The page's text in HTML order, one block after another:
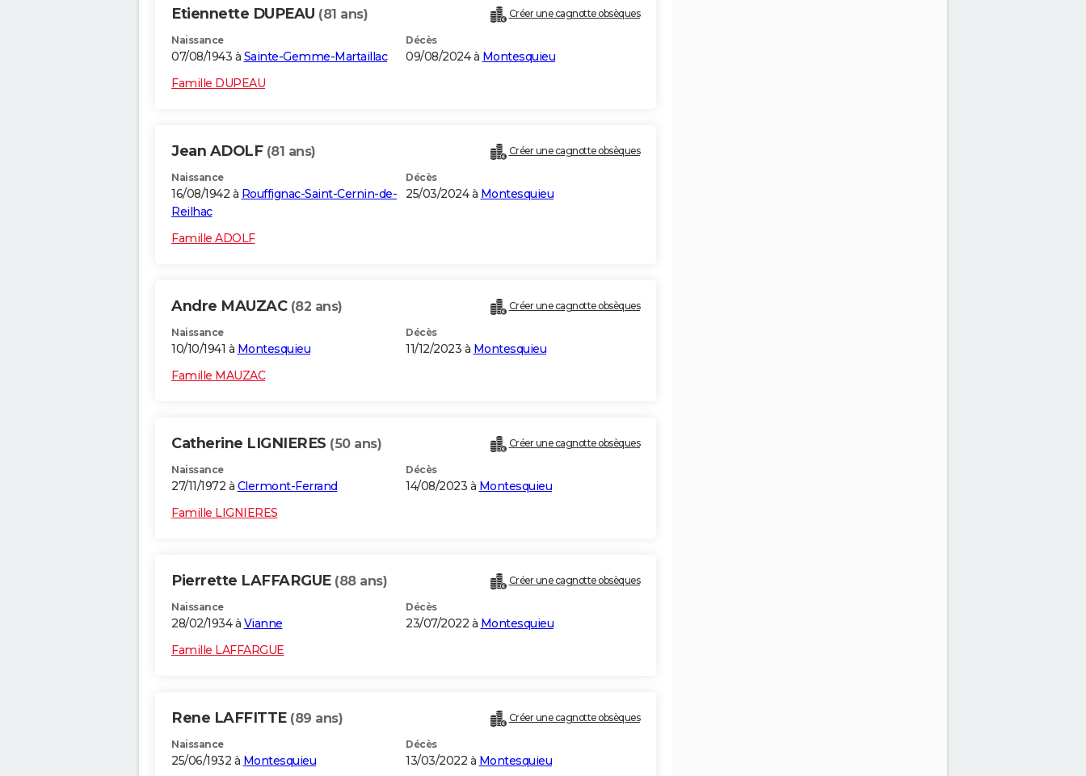
Etiennette DUPEAU (81 ans) Créer une cagnotte obsèques
Naissance
07/08/1943 à Sainte-Gemme-Martaillac
Décès
09/08/2024 à Montesquieu
Famille DUPEAU
Jean ADOLF (81 ans) Créer une cagnotte obsèques
Naissance
16/08/1942 à Rouffignac-Saint-Cernin-de-
Reilhac
Décès
25/03/2024 à Montesquieu
Famille ADOLF
Andre MAUZAC (82 ans) Créer une cagnotte obsèques
Naissance
10/10/1941 à Montesquieu
Décès
11/12/2023 à Montesquieu
Famille MAUZAC
Catherine LIGNIERES (50 ans) Créer une cagnotte obsèques
Naissance
27/11/1972 à Clermont-Ferrand
Décès
14/08/2023 à Montesquieu
Famille LIGNIERES
Pierrette LAFFARGUE (88 ans) Créer une cagnotte obsèques
Naissance
28/02/1934 à Vianne
Décès
23/07/2022 à Montesquieu
Famille LAFFARGUE
Rene LAFFITTE (89 ans) Créer une cagnotte obsèques
Naissance
25/06/1932 à Montesquieu
Décès
13/03/2022 à Montesquieu